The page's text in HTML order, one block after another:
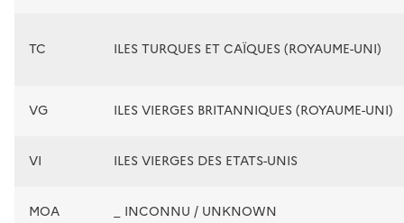
TC ILES TURQUES ET CAÏQUES (ROYAUME-UNI)
VG ILES VIERGES BRITANNIQUES (ROYAUME-UNI)
VI ILES VIERGES DES ETATS-UNIS
MOA _ INCONNU / UNKNOWN